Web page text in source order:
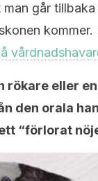
går
kommer.
rökare eller
den orala
“förlorat